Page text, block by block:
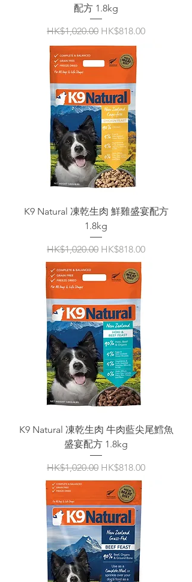
配方 1.8kg
一般價格
HK$1,020.00 促銷價格
HK$818.00
K9 Natural 凍乾生肉 鮮雞盛宴配方
1.8kg
一般價格
HK$1,020.00 促銷價格
HK$818.00
K9 Natural 凍乾生肉 牛肉藍尖尾鱈魚
盛宴配方 1.8kg
一般價格
HK$1,020.00 促銷價格
HK$818.00